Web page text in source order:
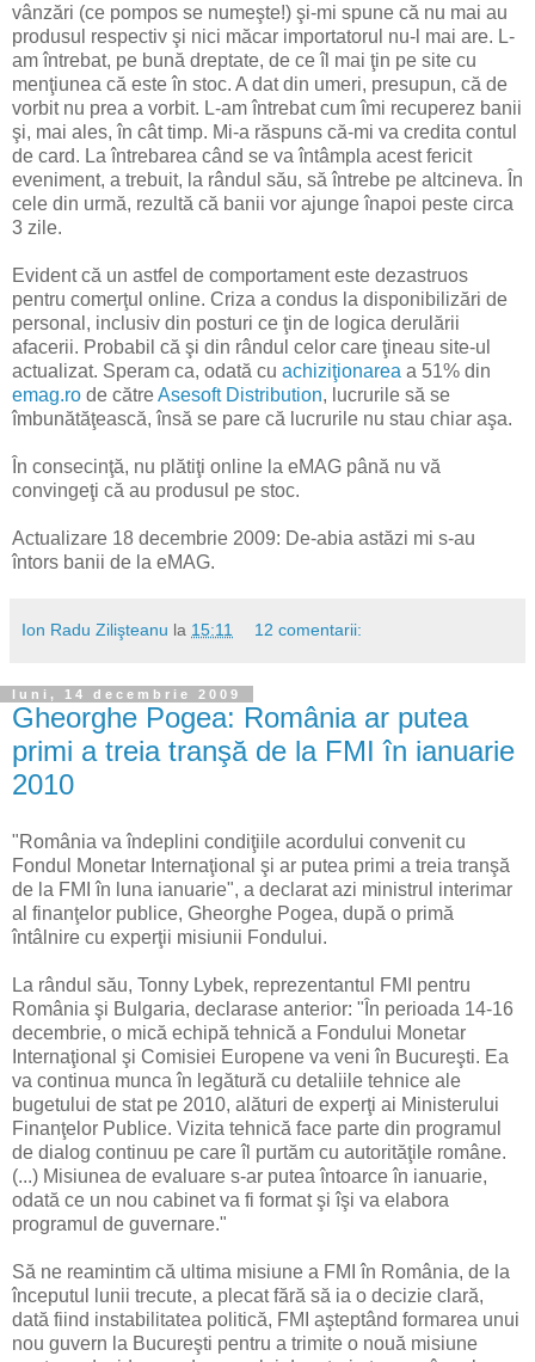
vânzări (ce pompos se numeşte!) şi-mi spune că nu mai au
produsul respectiv şi nici măcar importatorul nu-l mai are. L-
am întrebat, pe bună dreptate, de ce îl mai ţin pe site cu
menţiunea că este în stoc. A dat din umeri, presupun, că de
vorbit nu prea a vorbit. L-am întrebat cum îmi recuperez banii
şi, mai ales, în cât timp. Mi-a răspuns că-mi va credita contul
de card. La întrebarea când se va întâmpla acest fericit
eveniment, a trebuit, la rândul său, să întrebe pe altcineva. În
cele din urmă, rezultă că banii vor ajunge înapoi peste circa
3 zile.
Evident că un astfel de comportament este dezastruos
pentru comerţul online. Criza a condus la disponibilizări de
personal, inclusiv din posturi ce ţin de logica derulării
afacerii. Probabil că şi din rândul celor care ţineau site-ul
actualizat. Speram ca, odată cu achiziţionarea a 51% din
emag.ro de cătreAsesoft Distribution, lucrurile să se
îmbunătăţească, însă se pare că lucrurile nu stau chiar aşa.
În consecinţă, nu plătiţi online la eMAG până nu vă
convingeţi că au produsul pe stoc.
Actualizare 18 decembrie 2009: De-abia astăzi mi s-au
întors banii de la eMAG.
Ion Radu Zilişteanu la 15:11 12 comentarii:
luni, 14 decembrie 2009
Gheorghe Pogea: România ar putea
primi a treia tranşă de la FMI în ianuarie
2010
"România va îndeplini condiţiile acordului convenit cu
Fondul Monetar Internaţional şi ar putea primi a treia tranşă
de la FMI în luna ianuarie", a declarat azi ministrul interimar
al finanţelor publice, Gheorghe Pogea, după o primă
întâlnire cu experţii misiunii Fondului.
La rândul său, Tonny Lybek, reprezentantul FMI pentru
România şi Bulgaria, declarase anterior: "În perioada 14-16
decembrie, o mică echipă tehnică a Fondului Monetar
Internaţional şi Comisiei Europene va veni în Bucureşti. Ea
va continua munca în legătură cu detaliile tehnice ale
bugetului de stat pe 2010, alături de experţi ai Ministerului
Finanţelor Publice. Vizita tehnică face parte din programul
de dialog continuu pe care îl purtăm cu autorităţile române.
(...) Misiunea de evaluare s-ar putea întoarce în ianuarie,
odată ce un nou cabinet va fi format şi îşi va elabora
programul de guvernare."
Să ne reamintim că ultima misiune a FMI în România, de la
începutul lunii trecute, a plecat fără să ia o decizie clară,
dată fiind instabilitatea politică, FMI aşteptând formarea unui
nou guvern la Bucureşti pentru a trimite o nouă misiune